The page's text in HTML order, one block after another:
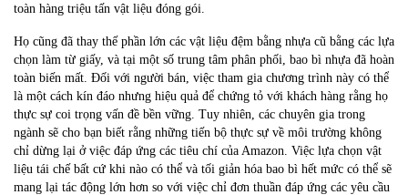
toàn hàng triệu tấn vật liệu đóng gói.
Họ cũng đã thay thế phần lớn các vật liệu đệm bằng nhựa cũ bằng các lựa
chọn làm từ giấy, và tại một số trung tâm phân phối, bao bì nhựa đã hoàn
toàn biến mất. Đối với người bán, việc tham gia chương trình này có thể
là một cách kín đáo nhưng hiệu quả để chứng tỏ với khách hàng rằng họ
thực sự coi trọng vấn đề bền vững. Tuy nhiên, các chuyên gia trong
ngành sẽ cho bạn biết rằng những tiến bộ thực sự về môi trường không
chỉ dừng lại ở việc đáp ứng các tiêu chí của Amazon. Việc lựa chọn vật
liệu tái chế bất cứ khi nào có thể và tối giản hóa bao bì hết mức có thể sẽ
mang lại tác động lớn hơn so với việc chỉ đơn thuần đáp ứng các yêu cầu